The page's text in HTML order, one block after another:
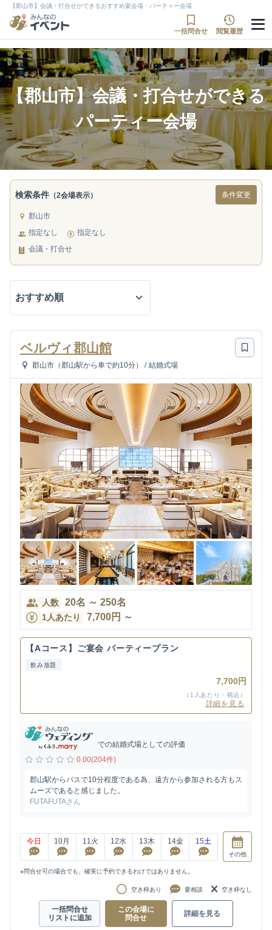
【郡山市】会議・打合せができるおすすめ宴会場・パーティー会場
一括問合せ 閲覧履歴
【郡山市】会議・打合せができる
パーティー会場
検索条件 （2会場表示） 条件変更
郡山市
指定なし
指定なし
会議・打合せ
ベルヴィ郡山館
郡山市（郡山駅から車で約10分） / 結婚式場
人数 20名 ～ 250名
1人あたり 7,700円 ～
【Aコース】ご宴会 パーティープラン
飲み放題
7,700円
（1人あたり・税込）
詳細を見る
での結婚式場としての評価
0.00(204件)
郡山駅からバスで10分程度である為、遠方から参加される方もス
ムーズであると感じました。
FUTAFUTAさん
今日 10月 11火 12水 13木 14金 15土
その他
※問合せ可の場合でも、確実に予約できるわけではありません。
空き枠あり 要相談 空き枠なし
一括問合せ
リストに追加
この会場に
問合せ
詳細を見る